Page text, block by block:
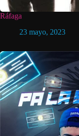
Ráfaga
23 mayo, 2023